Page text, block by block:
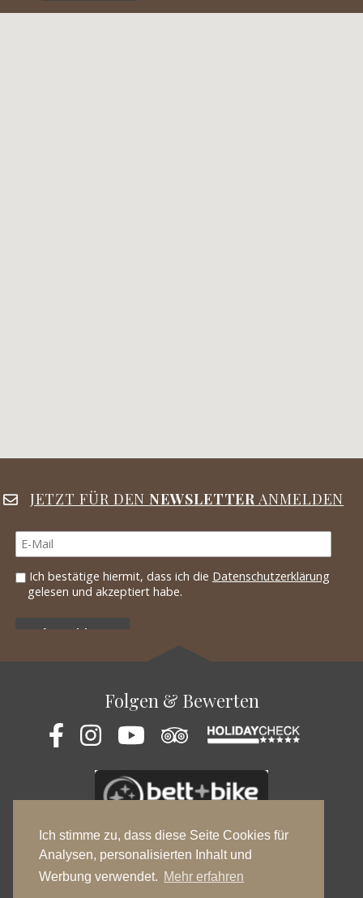
Ich stimme zu, dass diese Seite Cookies für
Analysen, personalisierten Inhalt und
Werbung verwendet. Mehr erfahren
JETZT FÜR DEN NEWSLETTERANMELDEN
Folgen & Bewerten